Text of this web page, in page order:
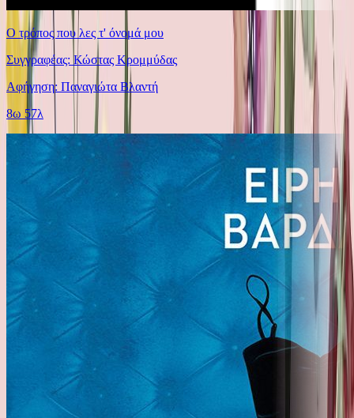
Ο τρόπος που λες τ' όνομά μου
Συγγραφέας: Κώστας Κρομμύδας
Αφήγηση: Παναγιώτα Βλαντή
8ω 57λ